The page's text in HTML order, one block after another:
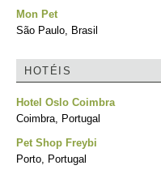
Mon Pet
São Paulo, Brasil
HOTÉIS
Hotel Oslo Coimbra
Coimbra, Portugal
Pet Shop Freybi
Porto, Portugal